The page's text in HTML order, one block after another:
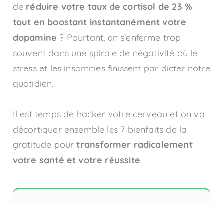
de réduire votre taux de cortisol de 23 %
tout en boostant instantanément votre
dopamine ? Pourtant, on s’enferme trop
souvent dans une spirale de négativité où le
stress et les insomnies finissent par dicter notre
quotidien.
Il est temps de hacker votre cerveau et on va
décortiquer ensemble les 7 bienfaits de la
gratitude pourtransformer radicalement
votre santé et votre réussite.